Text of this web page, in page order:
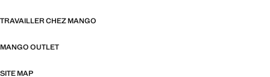
TRAVAILLER CHEZ MANGO
MANGO OUTLET
SITE MAP